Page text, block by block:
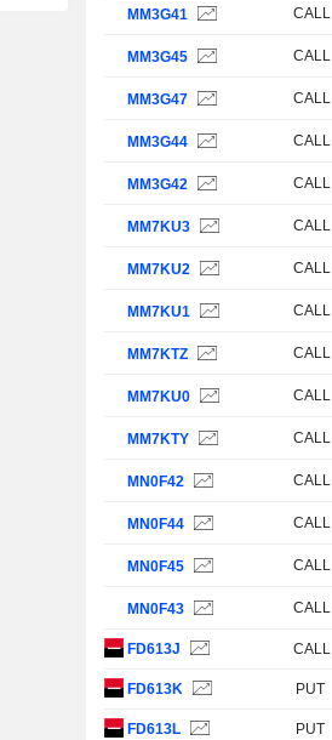
MM3G41 CALL
MM3G45 CALL
MM3G47 CALL
MM3G44 CALL
MM3G42 CALL
MM7KU3 CALL
MM7KU2 CALL
MM7KU1 CALL
MM7KTZ CALL
MM7KU0 CALL
MM7KTY CALL
MN0F42 CALL
MN0F44 CALL
MN0F45 CALL
MN0F43 CALL
FD613J CALL
FD613K PUT
FD613L PUT